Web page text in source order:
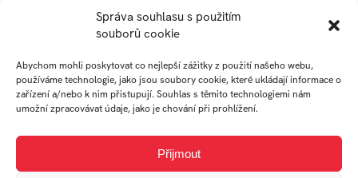
Správa souhlasu s použitím
souborů cookie
Abychom mohli poskytovat co nejlepší zážitky z použití našeho webu,
používáme technologie, jako jsou soubory cookie, které ukládají informace o
zařízení a/nebo k nim přistupují. Souhlas s těmito technologiemi nám
umožní zpracovávat údaje, jako je chování při prohlížení.
Přijmout
Arts Management
Práce studenta